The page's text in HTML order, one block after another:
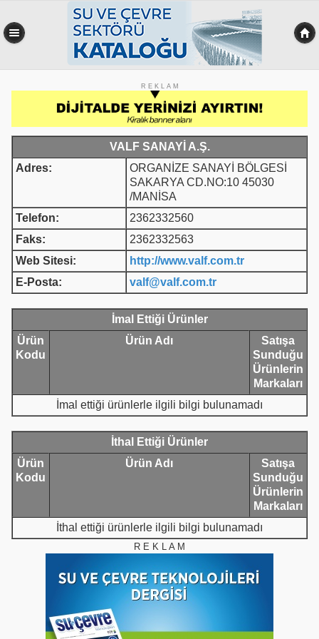
R E K L A M
VALF SANAYİ A.Ş.
Adres:
ORGANİZE SANAYİ BÖLGESİ
SAKARYA CD.NO:10 45030
/MANİSA
Telefon:
2362332560
Faks:
2362332563
Web Sitesi:
http://www.valf.com.tr
E-Posta:
valf@valf.com.tr
İmal Ettiği Ürünler
Ürün
Kodu
Ürün Adı
Satışa
Sunduğu
Ürünlerin
Markaları
İmal ettiği ürünlerle ilgili bilgi bulunamadı
İthal Ettiği Ürünler
Ürün
Kodu
Ürün Adı
Satışa
Sunduğu
Ürünlerin
Markaları
İthal ettiği ürünlerle ilgili bilgi bulunamadı
R E K L A M